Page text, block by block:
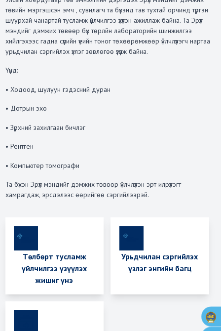
төвийн мэргэшсэн эмч , сувилагч та бүхэнд тав тухтай орчинд түргэн
шуурхай чанартай тусламж үйлчилгээ үзүүлэн ажиллаж байна. Та Эрүүл
мэндийг дэмжих төвөөр бүх төрлйн лабораторийн шинжилгээ
хийлгэхээс гадна сүүлийн үеийн тоног төхөөрөмжөөр үйлчлүүлэгч нартаа
урьдчилан сэргийлэх үзлэг зөвлөгөө үзүүлж байна.
Үүнд:
• Ходоод, шулуун гэдэсний дуран
• Дотрын эхо
• Зүрхний захилгаан бичлэг
• Рентген
• Компьютер томографи
Та бүхэн Эрүүл мэндийг дэмжих төвөөр үйлчлүүлэн эрт илрүүлэгт
хамрагдаж, эрсдэлээс өөрийгөө сэргийлээрэй.
Төлбөрт тусламж
үйлчилгээ үзүүлэх
жишиг үнэ
Урьдчилан сэргийлэх
үзлэг энгийн багц